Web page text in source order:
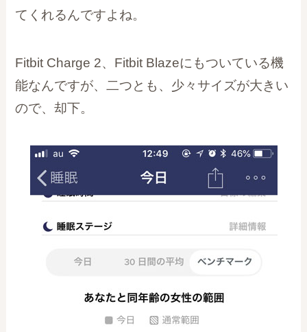
てくれるんですよね。
Fitbit Charge 2、Fitbit Blazeにもついている機
能なんですが、二つとも、少々サイズが大きい
ので、却下。